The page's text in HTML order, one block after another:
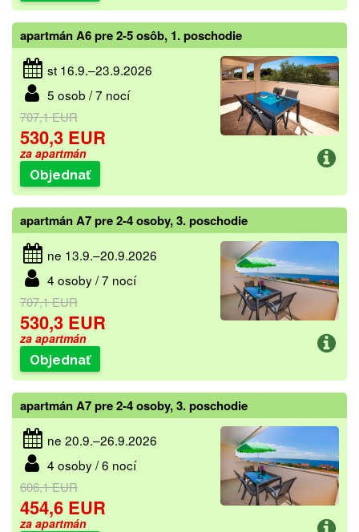
apartmán A6 pre 2-5 osôb, 1. poschodie
st 16.9.–23.9.2026
5 osob / 7 nocí
707,1 EUR
530,3 EUR
za apartmán
Objednať
apartmán A7 pre 2-4 osoby, 3. poschodie
ne 13.9.–20.9.2026
4 osoby / 7 nocí
707,1 EUR
530,3 EUR
za apartmán
Objednať
apartmán A7 pre 2-4 osoby, 3. poschodie
ne 20.9.–26.9.2026
4 osoby / 6 nocí
606,1 EUR
454,6 EUR
za apartmán